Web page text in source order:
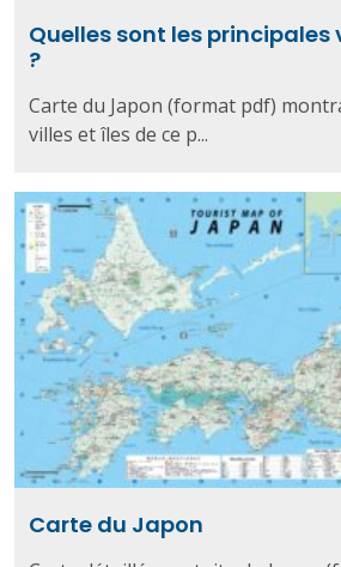
Quelles sont les principales
?
Carte du Japon (format pdf)
villes et îles de ce p...
Carte du Japon